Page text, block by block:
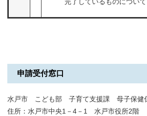
完了しているものについて
申請受付窓口
水戸市 こども部 子育て支援課 母子保健
​住所：水戸市中央1－4－1 水戸市役所2階